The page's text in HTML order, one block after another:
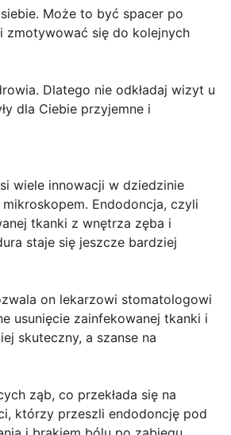
Może to być spacer po
zmotywować się do kolejnych
Dlatego nie odkładaj wizyt u
dla Ciebie przyjemne i
wiele innowacji w dziedzinie
Endodoncja, czyli
tkanki z wnętrza zęba i
staje się jeszcze bardziej
on lekarzowi stomatologowi
usunięcie zainfekowanej tkanki i
skuteczny, a szanse na
ząb, co przekłada się na
którzy przeszli endodoncję pod